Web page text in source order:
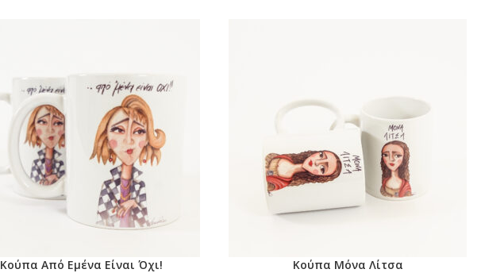
Κούπα Από Εμένα Είναι Όχι! Κούπα Μόνα Λίτσα